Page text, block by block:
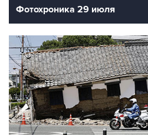
Фотохроника 29 июля